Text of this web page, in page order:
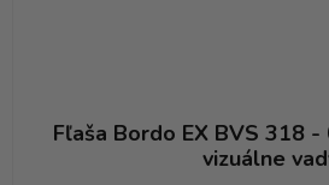
Fľaša Bordo EX BVS 318 -
vizuálne